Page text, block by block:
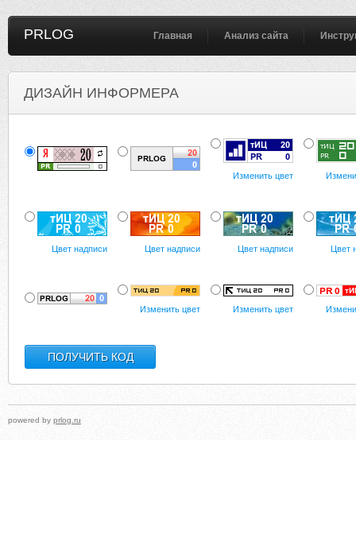
PRLOG Главная Анализ сайта
ДИЗАЙН ИНФОРМЕРА
Изменить цвет
Цвет надписи Цвет надписи Цвет надписи Цвет
Изменить цвет Изменить цвет
powered by prlog.ru